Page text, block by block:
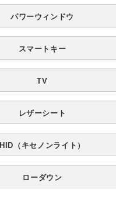
パワーウィンドウ
スマートキー
TV
レザーシート
HID（キセノンライト）
ローダウン